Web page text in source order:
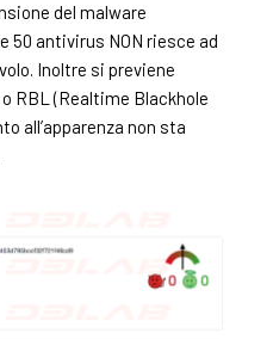
del malware
antivirus NON riesce ad
Inoltre si previene
RBL (Realtime Blackhole
all’apparenza non sta